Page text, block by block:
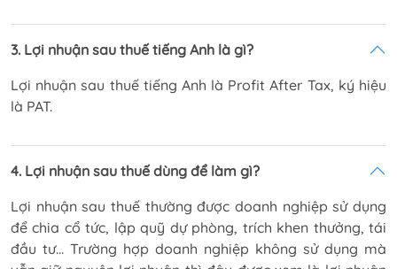
3. Lợi nhuận sau thuế tiếng Anh là gì?
Lợi nhuận sau thuế tiếng Anh là Profit After Tax, ký hiệu
là PAT.
4. Lợi nhuận sau thuế dùng để làm gì?
Lợi nhuận sau thuế thường được doanh nghiệp sử dụng
để chia cổ tức, lập quỹ dự phòng, trích khen thưởng, tái
đầu tư… Trường hợp doanh nghiệp không sử dụng mà